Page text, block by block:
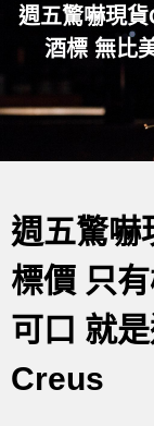
週五驚嚇現
酒標 無比
週五驚
標價 只
可口 就
Creus